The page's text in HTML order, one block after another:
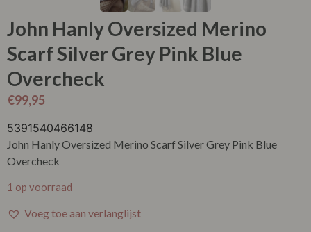
John Hanly Oversized Merino
Scarf Silver Grey Pink Blue
Overcheck
€99,95
5391540466148
John Hanly Oversized Merino Scarf Silver Grey Pink Blue
Overcheck
1 op voorraad
Voeg toe aan verlanglijst